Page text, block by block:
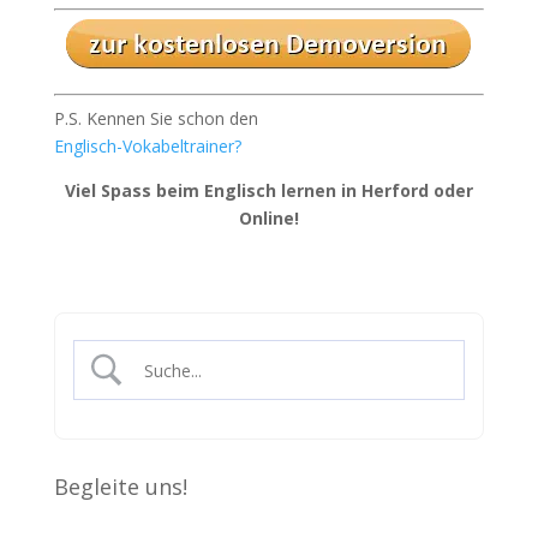
P.S. Kennen Sie schon den
Englisch-Vokabeltrainer?
Viel Spass beim Englisch lernen in Herford oder
Online!
Begleite uns!